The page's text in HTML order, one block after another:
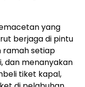
yang
berjaga di pintu
ramah setiap
dan menanyakan
tiket kapal,